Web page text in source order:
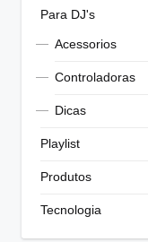
Para DJ's
Acessorios
Controladoras
Dicas
Playlist
Produtos
Tecnologia